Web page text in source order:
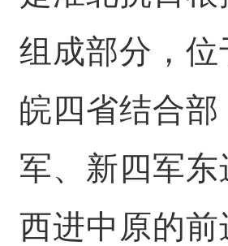
组成部分，位
皖四省结合部
军、新四军东
西进中原的前